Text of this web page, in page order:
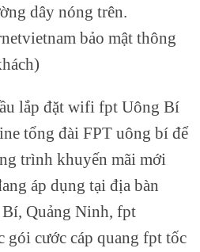
dây nóng trên.
bảo mật thông
lắp đặt wifi fpt Uông Bí
tổng đài FPT uông bí để
trình khuyến mãi mới
áp dụng tại địa bàn
Quảng Ninh, fpt
gói cước cáp quang fpt tốc